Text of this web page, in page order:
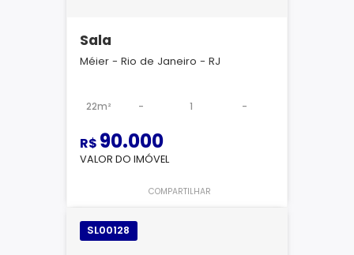
Sala
Méier - Rio de Janeiro - RJ
22m² - 1 -
R$ 90.000
VALOR DO IMÓVEL
COMPARTILHAR
SL00128